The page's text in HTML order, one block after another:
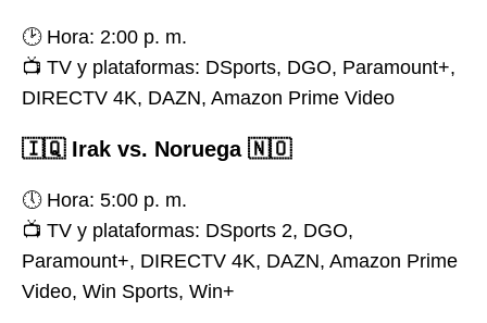
🕑 Hora: 2:00 p. m.
📺 TV y plataformas: DSports, DGO, Paramount+,
DIRECTV 4K, DAZN, Amazon Prime Video
🇮🇶 Irak vs. Noruega 🇳🇴
🕔 Hora: 5:00 p. m.
📺 TV y plataformas: DSports 2, DGO,
Paramount+, DIRECTV 4K, DAZN, Amazon Prime
Video, Win Sports, Win+